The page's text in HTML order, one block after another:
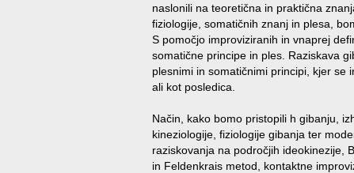
naslonili na teoretična in praktična
fiziologije, somatičnih znanj in plesa,
S pomočjo improviziranih in vnaprej
somatične principe in ples. Raziskava
plesnimi in somatičnimi principi, kjer se
ali kot posledica.
Način, kako bomo pristopili h gibanju,
kineziologije, fiziologije gibanja ter
raziskovanja na področjih ideokinezije,
in Feldenkrais metod, kontaktne